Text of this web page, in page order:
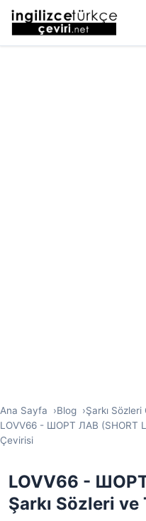
Ana Sayfa Blog
Şarkı
LOVV66 - ШОРТ ЛАВ (SHORT
Çevirisi
LOVV66 -
Şarkı Sözleri